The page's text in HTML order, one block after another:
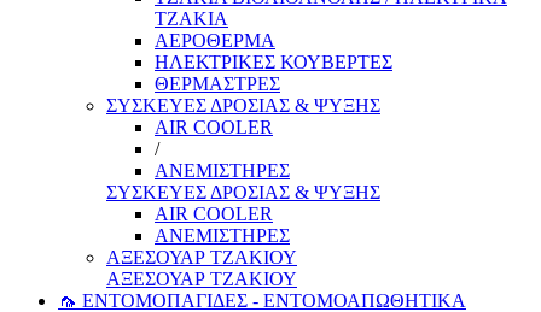
ΤΖΑΚΙΑ
ΑΕΡΟΘΕΡΜΑ
ΗΛΕΚΤΡΙΚΕΣ ΚΟΥΒΕΡΤΕΣ
ΘΕΡΜΑΣΤΡΕΣ
ΣΥΣΚΕΥΕΣ ΔΡΟΣΙΑΣ & ΨΥΞΗΣ
AIR COOLER
/
ΑΝΕΜΙΣΤΗΡΕΣ
ΣΥΣΚΕΥΕΣ ΔΡΟΣΙΑΣ & ΨΥΞΗΣ
AIR COOLER
ΑΝΕΜΙΣΤΗΡΕΣ
ΑΞΕΣΟΥΑΡ ΤΖΑΚΙΟΥ
ΑΞΕΣΟΥΑΡ ΤΖΑΚΙΟΥ
🦟 ΕΝΤΟΜΟΠΑΓΙΔΕΣ - ΕΝΤΟΜΟΑΠΩΘΗΤΙΚΑ